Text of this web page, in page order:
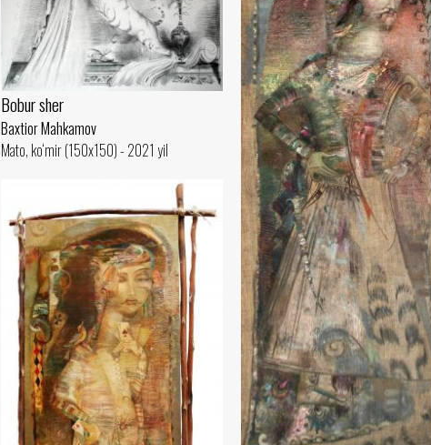
Bobur sher
Baxtior Mahkamov
Mato, ko‘mir (150x150) - 2021 yil